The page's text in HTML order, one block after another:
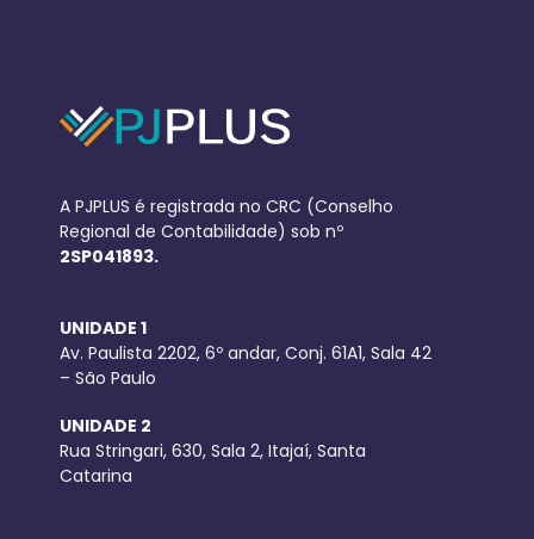
A PJPLUS é registrada no CRC (Conselho
Regional de Contabilidade) sob nº
2SP041893.
UNIDADE 1
Av. Paulista 2202, 6º andar, Conj. 61A1, Sala 42
– São Paulo
UNIDADE 2
Rua Stringari, 630, Sala 2, Itajaí, Santa
Catarina